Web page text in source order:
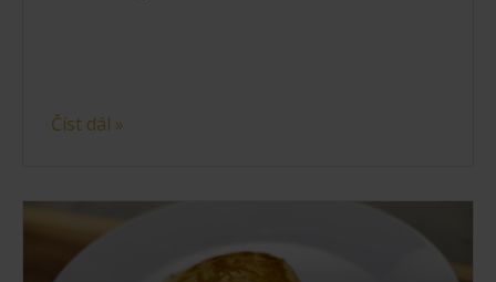
Číst dál »